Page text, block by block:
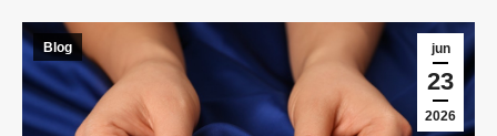
jun
23
2026
Blog